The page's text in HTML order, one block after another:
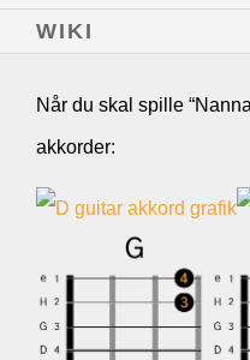
WIKI
Når du skal spille
akkorder: